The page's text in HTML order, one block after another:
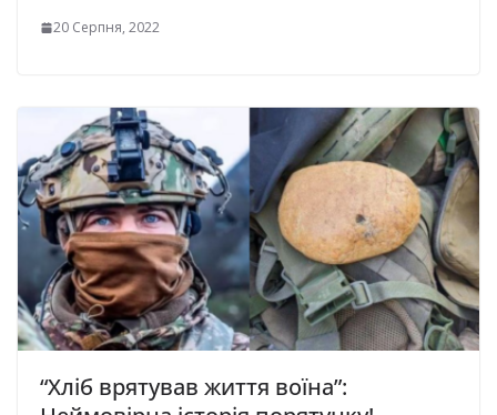
20 Серпня, 2022
“Хліб врятував життя воїна”: